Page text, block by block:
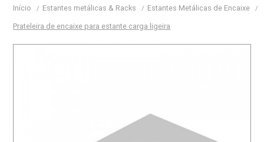
Início Estantes metálicas & Racks Estantes Metálicas de Encaixe
Prateleira de encaixe para estante carga ligeira